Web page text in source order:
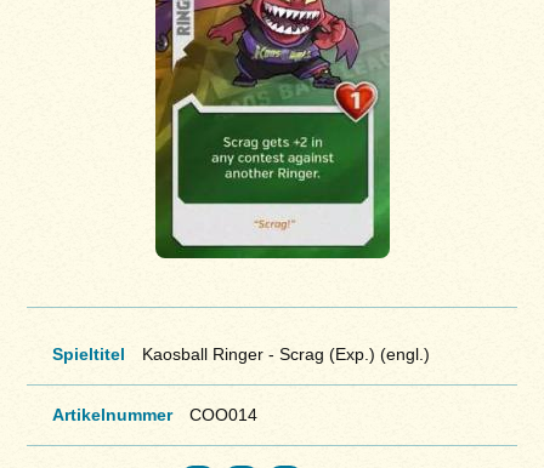
Spieltitel Kaosball Ringer - Scrag (Exp.) (engl.)
Artikelnummer COO014